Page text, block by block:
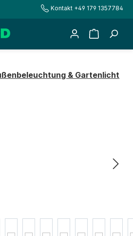
Kontakt +49 179 1357784
& Gartenlicht